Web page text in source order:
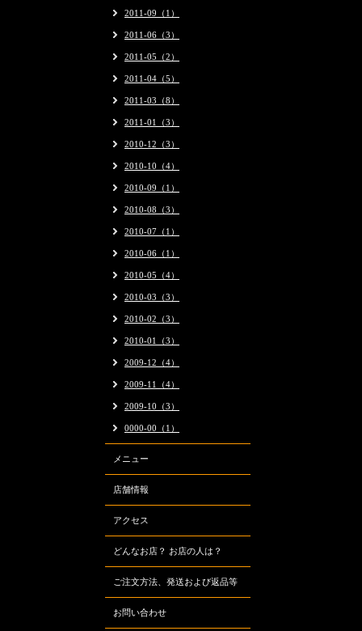
2011-09（1）
2011-06（3）
2011-05（2）
2011-04（5）
2011-03（8）
2011-01（3）
2010-12（3）
2010-10（4）
2010-09（1）
2010-08（3）
2010-07（1）
2010-06（1）
2010-05（4）
2010-03（3）
2010-02（3）
2010-01（3）
2009-12（4）
2009-11（4）
2009-10（3）
0000-00（1）
メニュー
店舗情報
アクセス
どんなお店？ お店の人は？
ご注文方法、発送および返品等
お問い合わせ